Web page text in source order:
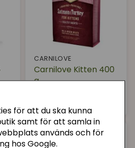
för att du ska kunna
samt för att samla in
används och för
hos Google.
CARNILOVE
Carnilove Kitten 400
g